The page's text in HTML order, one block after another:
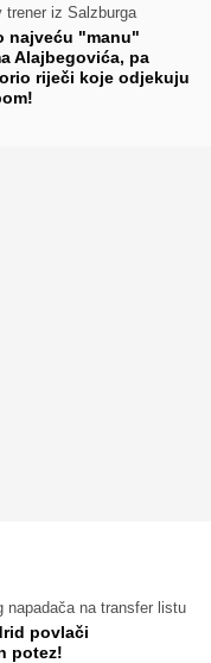
trener iz Salzburga
najveću "manu"
Alajbegovića, pa
riječi koje odjekuju
napadača na transfer listu
povlači
potez!